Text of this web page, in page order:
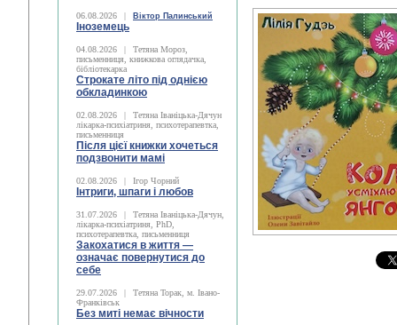
06.08.2026 | Віктор Палинський
Іноземець
04.08.2026 |
Тетяна Мороз,
письменниця, книжкова оглядачка,
бібліотекарка
Строкате літо під однією
обкладинкою
02.08.2026 |
Тетяна Іваніцька-Дячун
лікарка-психіатриня, психотерапевтка,
письменниця
Після цієї книжки хочеться
подзвонити мамі
02.08.2026 | Ігор Чорний
Інтриги, шпаги і любов
31.07.2026 |
Тетяна Іваніцька-Дячун,
лікарка-психіатриня, PhD,
психотерапевтка, письменниця
Закохатися в життя —
означає повернутися до
себе
29.07.2026 |
Тетяна Торак, м. Івано-
Франківськ
Без миті немає вічности